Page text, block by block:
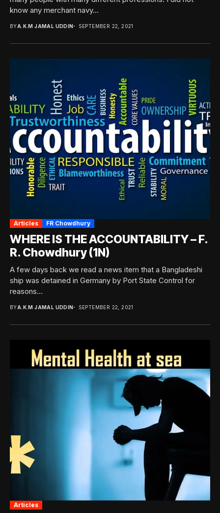
know any merchant navy...
BYA.K.M JAMAL UDDIN SEPTEMBER 22, 2021
Articles FR Chowdhury
WHERE IS THE ACCOUNTABILITY – F.
R. Chowdhury (1N)
A few days back we read a news item that a Bangladeshi
ship was detained in Germany by Port State Control for
reasons...
BYA.K.M JAMAL UDDIN SEPTEMBER 22, 2021
Articles